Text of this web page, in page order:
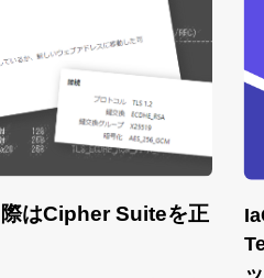
IaC Security入門 ～
Terraformファイルのセ